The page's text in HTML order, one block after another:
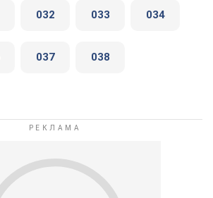
032 033 034
037 038